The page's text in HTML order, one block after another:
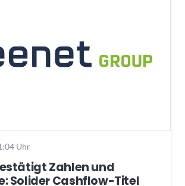
Uhr
Zahlen und
Solider Cashflow-Titel